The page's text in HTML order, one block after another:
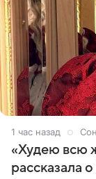
1 час назад
«Худею всю
рассказала